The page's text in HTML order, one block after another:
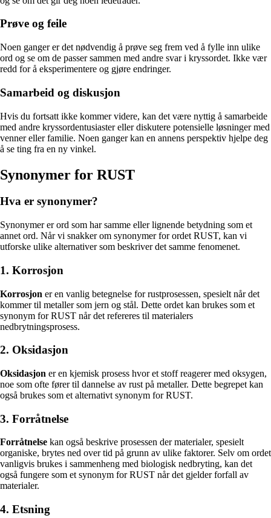
Prøve og feile
Noen ganger er det nødvendig å prøve seg frem ved å fylle inn ulike
ord og se om de passer sammen med andre svar i kryssordet. Ikke vær
redd for å eksperimentere og gjøre endringer.
Samarbeid og diskusjon
Hvis du fortsatt ikke kommer videre, kan det være nyttig å samarbeide
med andre kryssordentusiaster eller diskutere potensielle løsninger med
venner eller familie. Noen ganger kan en annens perspektiv hjelpe deg
å se ting fra en ny vinkel.
Synonymer for RUST
Hva er synonymer?
Synonymer er ord som har samme eller lignende betydning som et
annet ord. Når vi snakker om synonymer for ordet RUST, kan vi
utforske ulike alternativer som beskriver det samme fenomenet.
1. Korrosjon
Korrosjon er en vanlig betegnelse for rustprosessen, spesielt når det
kommer til metaller som jern og stål. Dette ordet kan brukes som et
synonym for RUST når det refereres til materialers
nedbrytningsprosess.
2. Oksidasjon
Oksidasjon er en kjemisk prosess hvor et stoff reagerer med oksygen,
noe som ofte fører til dannelse av rust på metaller. Dette begrepet kan
også brukes som et alternativt synonym for RUST.
3. Forråtnelse
Forråtnelse kan også beskrive prosessen der materialer, spesielt
organiske, brytes ned over tid på grunn av ulike faktorer. Selv om ordet
vanligvis brukes i sammenheng med biologisk nedbryting, kan det
også fungere som et synonym for RUST når det gjelder forfall av
materialer.
4. Etsning